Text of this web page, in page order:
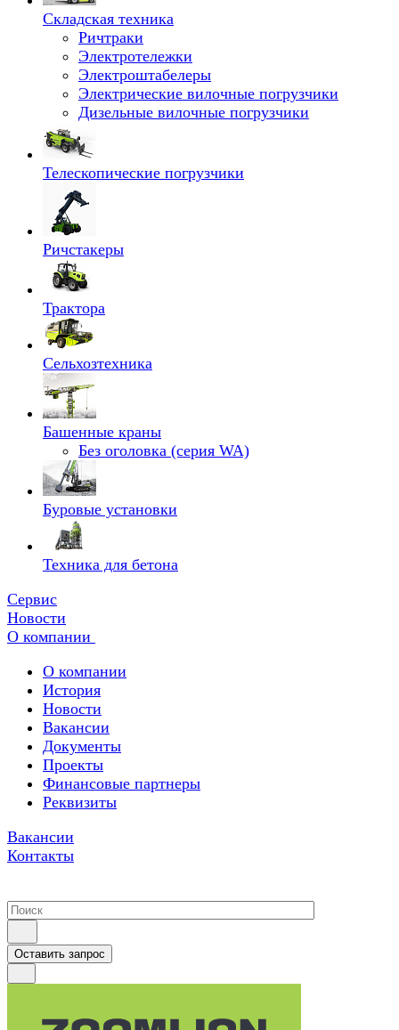
Складская техника
Ричтраки
Электротележки
Электроштабелеры
Электрические вилочные погрузчики
Дизельные вилочные погрузчики
Телескопические погрузчики
Ричстакеры
Трактора
Сельхозтехника
Башенные краны
Без оголовка (серия WA)
Буровые установки
Техника для бетона
Сервис
Новости
О компании
О компании
История
Новости
Вакансии
Документы
Проекты
Финансовые партнеры
Реквизиты
Вакансии
Контакты
Оставить запрос